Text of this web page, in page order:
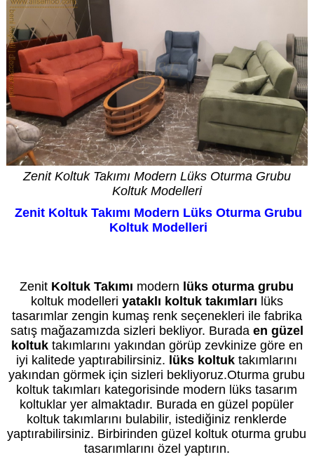
Zenit Koltuk Takımı Modern Lüks Oturma Grubu
Koltuk Modelleri
Zenit Koltuk Takımı Modern Lüks Oturma Grubu
Koltuk Modelleri
Zenit Koltuk Takımı modern lüks oturma grubu
koltuk modelleri yataklı koltuk takımları lüks
tasarımlar zengin kumaş renk seçenekleri ile fabrika
satış mağazamızda sizleri bekliyor. Burada en güzel
koltuktakımlarını yakından görüp zevkinize göre en
iyi kalitede yaptırabilirsiniz. lüks koltuk takımlarını
yakından görmek için sizleri bekliyoruz.Oturma grubu
koltuk takımları kategorisinde modern lüks tasarım
koltuklar yer almaktadır. Burada en güzel popüler
koltuk takımlarını bulabilir, istediğiniz renklerde
yaptırabilirsiniz. Birbirinden güzel koltuk oturma grubu
tasarımlarını özel yaptırın.